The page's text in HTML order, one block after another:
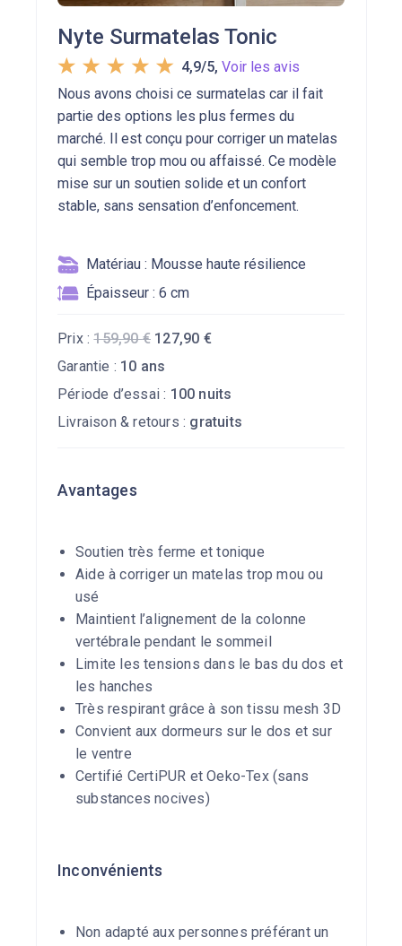
Nyte Surmatelas Tonic
Nous avons choisi ce surmatelas car il fait
partie des options les plus fermes du
marché. Il est conçu pour corriger un matelas
qui semble trop mou ou affaissé. Ce modèle
mise sur un soutien solide et un confort
stable, sans sensation d’enfoncement.
Matériau : Mousse haute résilience
Épaisseur : 6 cm
4,9/5, Voir les avis
Prix : 159,90€ 127,90 €
Période d’essai : 100 nuits
Garantie : 10 ans
Livraison & retours : gratuits
Avantages
Soutien très ferme et tonique
Aide à corriger un matelas trop mou ou
usé
Maintient l’alignement de la colonne
vertébrale pendant le sommeil
Limite les tensions dans le bas du dos et
les hanches
Très respirant grâce à son tissu mesh 3D
Convient aux dormeurs sur le dos et sur
le ventre
Certifié CertiPUR et Oeko-Tex (sans
substances nocives)
Inconvénients
Non adapté aux personnes préférant un